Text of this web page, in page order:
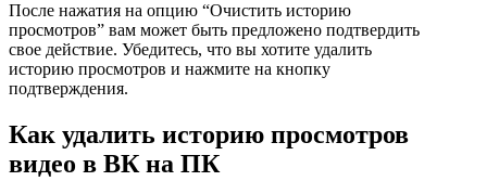
После нажатия на опцию “Очистить историю
просмотров” вам может быть предложено подтвердить
свое действие. Убедитесь, что вы хотите удалить
историю просмотров и нажмите на кнопку
подтверждения.
Как удалить историю просмотров
видео в ВК на ПК